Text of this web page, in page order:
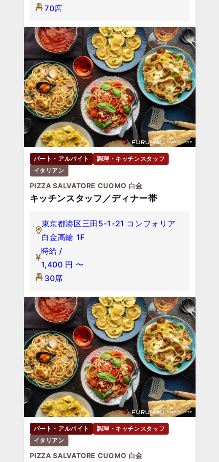
70席
パート・アルバイト
調理・キッチンスタッフ
イタリアン
PIZZA SALVATORE CUOMO 白金
キッチンスタッフ／ディナー帯
東京都港区三田5-1-21 コンフォリア
白金高輪 1F
時給 /
1,400 円 〜
30席
パート・アルバイト
調理・キッチンスタッフ
イタリアン
PIZZA SALVATORE CUOMO 白金